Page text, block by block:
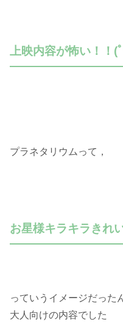
上映内容が怖い！！(
プラネタリウムって，
お星様キラキラき
っていうイメージだった
大人向けの内容でした